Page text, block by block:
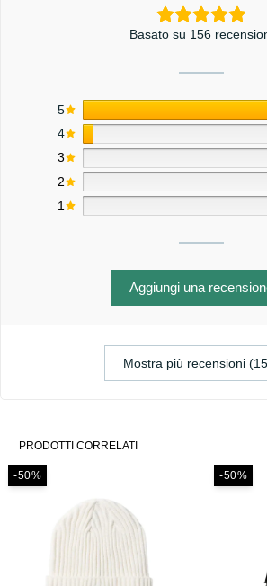
Basato su 156
5
4
3
2
1
Aggiungi una
Mostra più recensioni
PRODOTTI CORRELATI
-50% -50%